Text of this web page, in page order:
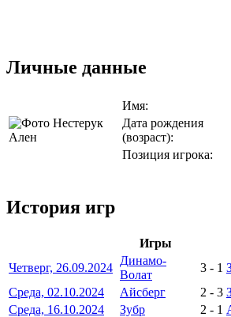
Личные данные
Имя:
Дата рождения
(возраст):
Позиция игрока:
История игр
Игры
Четверг, 26.09.2024
Динамо-
Волат
3 - 1
Среда, 02.10.2024
Айсберг 2 - 3
Среда, 16.10.2024
Зубр 2 - 1